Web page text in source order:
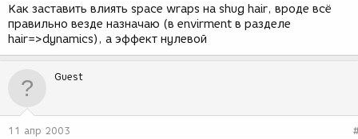
н
и
я
Как заставить влиять space wraps на shug hair, вроде всё
правильно везде назначаю (в envirment в разделе
hair=>dynamics), а эффект нулевой
Guest
11 апр 2003